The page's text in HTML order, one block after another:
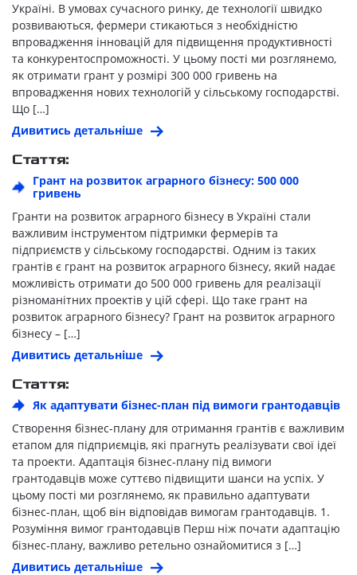
Україні. В умовах сучасного ринку, де технології швидко
розвиваються, фермери стикаються з необхідністю
впровадження інновацій для підвищення продуктивності
та конкурентоспроможності. У цьому пості ми розглянемо,
як отримати грант у розмірі 300 000 гривень на
впровадження нових технологій у сільському господарстві.
Що […]
Дивитись детальніше
Стаття:
Грант на розвиток аграрного бізнесу: 500 000
гривень
Гранти на розвиток аграрного бізнесу в Україні стали
важливим інструментом підтримки фермерів та
підприємств у сільському господарстві. Одним із таких
грантів є грант на розвиток аграрного бізнесу, який надає
можливість отримати до 500 000 гривень для реалізації
різноманітних проектів у цій сфері. Що таке грант на
розвиток аграрного бізнесу? Грант на розвиток аграрного
бізнесу – […]
Дивитись детальніше
Стаття:
Як адаптувати бізнес-план під вимоги грантодавців
Створення бізнес-плану для отримання грантів є важливим
етапом для підприємців, які прагнуть реалізувати свої ідеї
та проекти. Адаптація бізнес-плану під вимоги
грантодавців може суттєво підвищити шанси на успіх. У
цьому пості ми розглянемо, як правильно адаптувати
бізнес-план, щоб він відповідав вимогам грантодавців. 1.
Розуміння вимог грантодавців Перш ніж почати адаптацію
бізнес-плану, важливо ретельно ознайомитися з […]
Дивитись детальніше